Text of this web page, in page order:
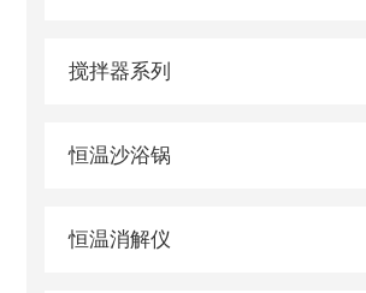
搅拌器系列
恒温沙浴锅
恒温消解仪